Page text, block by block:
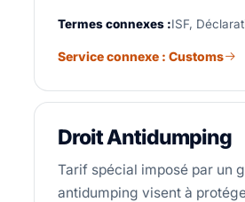
Termes connexes :ISF,
Service connexe : Customs
Droit Antidumping
Tarif spécial imposé par un
antidumping visent à